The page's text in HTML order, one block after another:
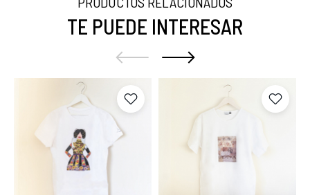
TE PUEDE INTERESAR